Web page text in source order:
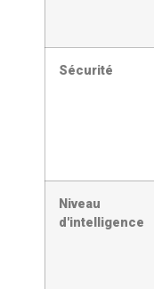
Sécurité
Niveau
d'intelligence